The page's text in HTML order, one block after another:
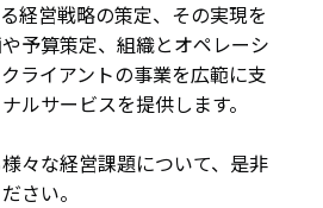
経営戦略の策定、その実現を
予算策定、組織とオペレーシ
ライアントの事業を広範に支
ルサービスを提供します。
々な経営課題について、是非
さい。